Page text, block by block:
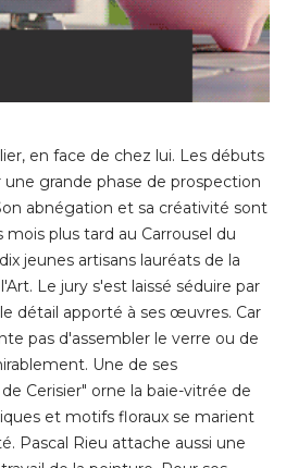
en face de chez lui. Les débuts
grande phase de prospection
abnégation et sa créativité sont
plus tard au Carrousel du
jeunes artisans lauréats de la
Le jury s'est laissé séduire par
détail apporté à ses œuvres. Car
pas d'assembler le verre ou de
Une de ses
Cerisier" orne la baie-vitrée de
et motifs floraux se marient
Pascal Rieu attache aussi une